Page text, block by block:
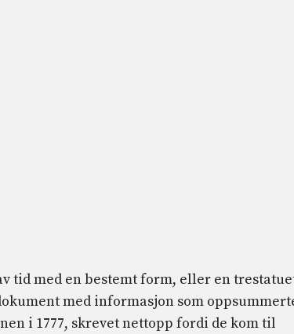
tid med en bestemt form, eller en
med informasjon som
i 1777, skrevet nettopp fordi de kom til